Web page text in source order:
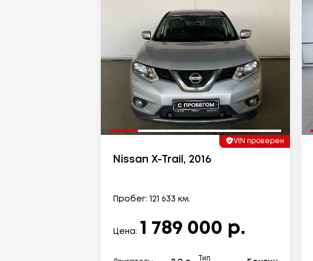
VIN проверен
Nissan X-Trail, 2016
Пробег: 121 633 км.
Цена: 1 789 000 р.
Тип